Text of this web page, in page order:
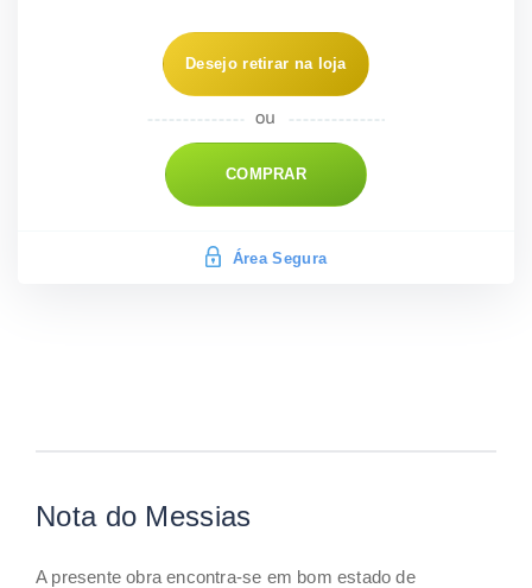
Desejo retirar na loja
COMPRAR
Área Segura
Nota do Messias
A presente obra encontra-se em bom estado de